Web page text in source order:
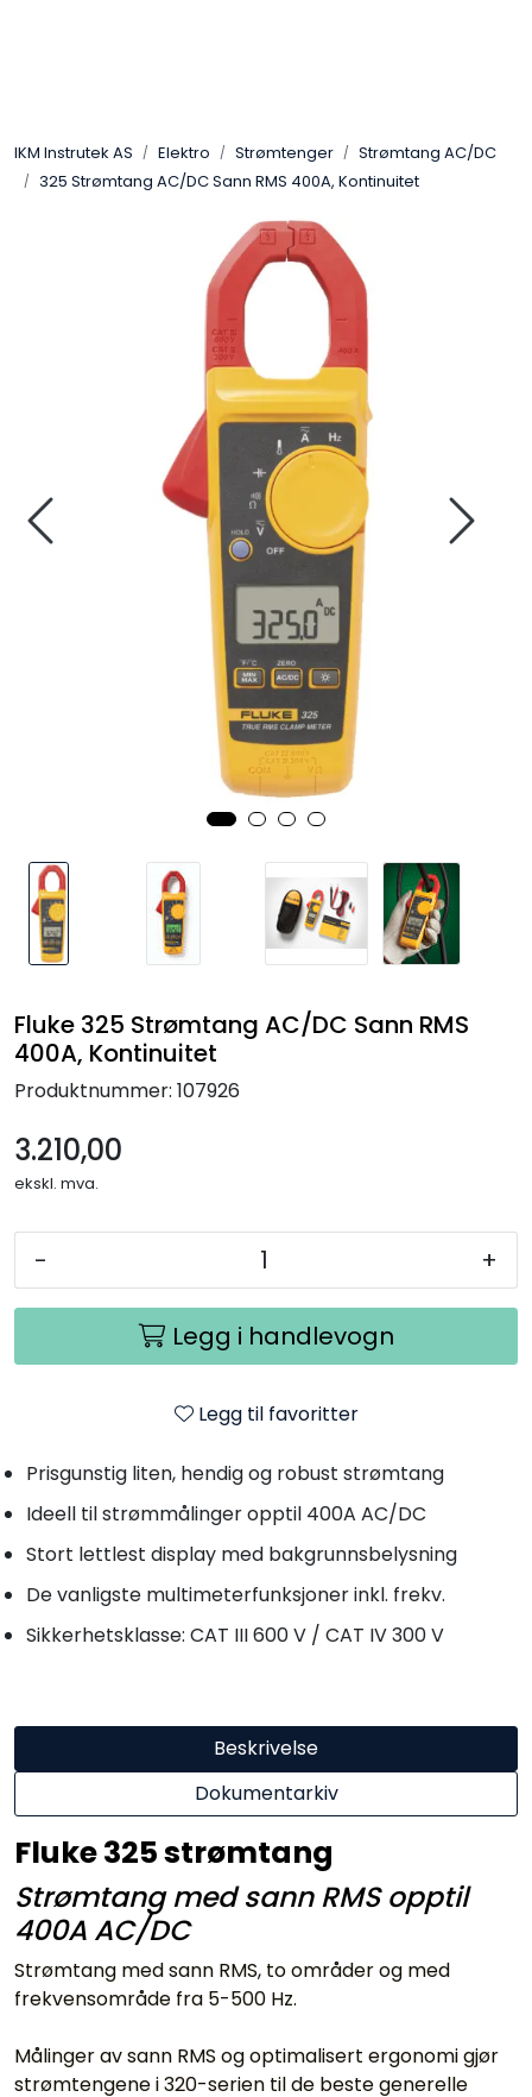
IKM Instrutek AS Elektro Strømtenger
Strømtang AC/DC
325 Strømtang AC/DC Sann RMS 400A, Kontinuitet
Fluke 325 Strømtang AC/DC Sann RMS
400A, Kontinuitet
Produktnummer: 107926
3.210,00
ekskl. mva.
- +
Legg i handlevogn
Legg til favoritter
Prisgunstig liten, hendig og robust strømtang
Ideell til strømmålinger opptil 400A AC/DC
Stort lettlest display med bakgrunnsbelysning
De vanligste multimeterfunksjoner inkl. frekv.
Sikkerhetsklasse: CAT III 600 V / CAT IV 300 V
Beskrivelse
Dokumentarkiv
Fluke 325 strømtang
Strømtang med sann RMS opptil
400A AC/DC
Strømtang med sann RMS, to områder og med
frekvensområde fra 5-500 Hz.
Målinger av sann RMS og optimalisert ergonomi gjør
strømtengene i 320-serien til de beste generelle
Elektro
Frekvensomformere
Kalibratorer
Navigasjon & Kommunikasjon
Maskinvern & Instrumentering
Kampanjer
Outlet